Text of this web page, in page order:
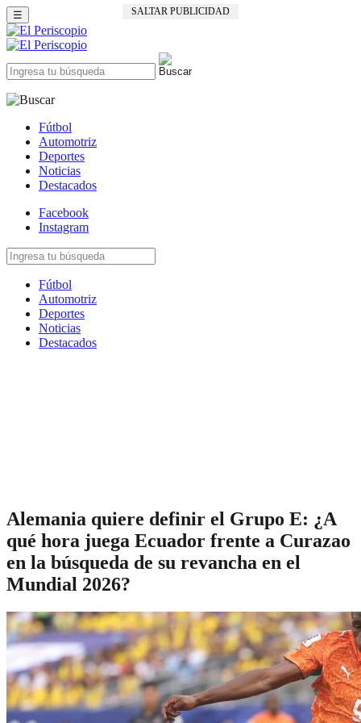
SALTAR PUBLICIDAD
☰
Fútbol
Automotriz
Deportes
Noticias
Destacados
Facebook
Instagram
Fútbol
Automotriz
Deportes
Noticias
Destacados
Alemania quiere definir el Grupo E: ¿A
qué hora juega Ecuador frente a Curazao
en la búsqueda de su revancha en el
Mundial 2026?